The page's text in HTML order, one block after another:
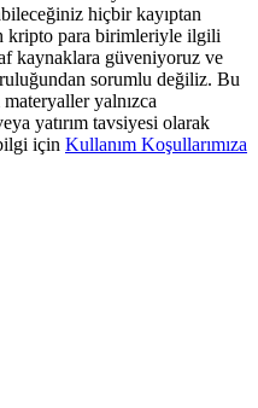
USDT Bonus
hiçbir kayıptan
kripto para birimleriyle ilgili
kaynaklara güveniyoruz ve
sorumlu değiliz. Bu
yalnızca
yatırım tavsiyesi olarak
için Kullanım Koşullarımıza